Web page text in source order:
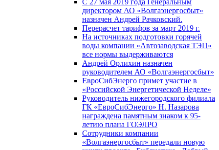
С 27 мая 2019 года Генеральным
директором АО «Волгаэнергосбыт»
назначен Андрей Рачковский.
Перерасчет тарифов за март 2019 г.
На источниках подготовки горячей
воды компании «Автозаводская ТЭЦ»
все нормы выдерживаются
Андрей Орлихин назначен
руководителем АО «Волгаэнергосбыт»
ЕвроСибЭнерго примет участие в
«Российской Энергетической Неделе»
Руководитель нижегородского филиала
ГК «ЕвроСибЭнерго» Н. Назарова
награждена памятным знаком к 95-
летию плана ГОЭЛРО
Сотрудники компании
«Волгаэнергосбыт» передали новую